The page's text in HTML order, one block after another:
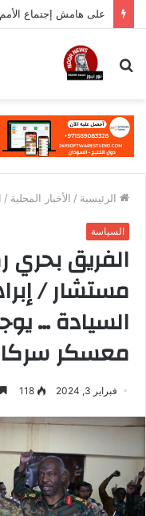
بحث
الرئيسية / الأخبار المحلية /
السياسة
الفريق
مستشار /
السيادة …
معسكر
فبراير 3, 2024 118